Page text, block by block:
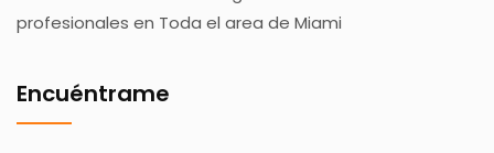
profesionales en Toda el area de Miami
Encuéntrame